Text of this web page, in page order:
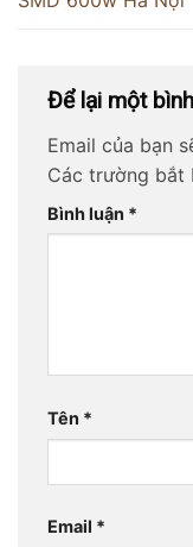
Để lại một
Email của bạn
Các trường bắt
Bình luận *
Tên *
Email *